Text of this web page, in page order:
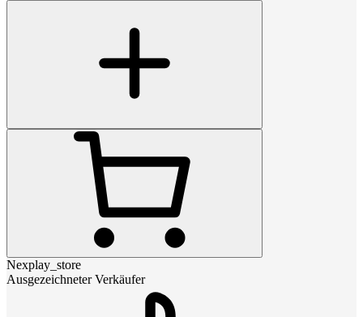
Nexplay_store
Ausgezeichneter Verkäufer